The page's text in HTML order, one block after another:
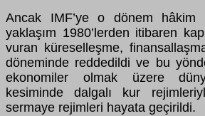
Ancak IMF’ye o dönem hâkim
yaklaşım 1980’lerden itibaren
vuran küreselleşme,
döneminde reddedildi ve bu
ekonomiler olmak üzere
kesiminde dalgalı kur
sermaye rejimleri hayata geçirildi.